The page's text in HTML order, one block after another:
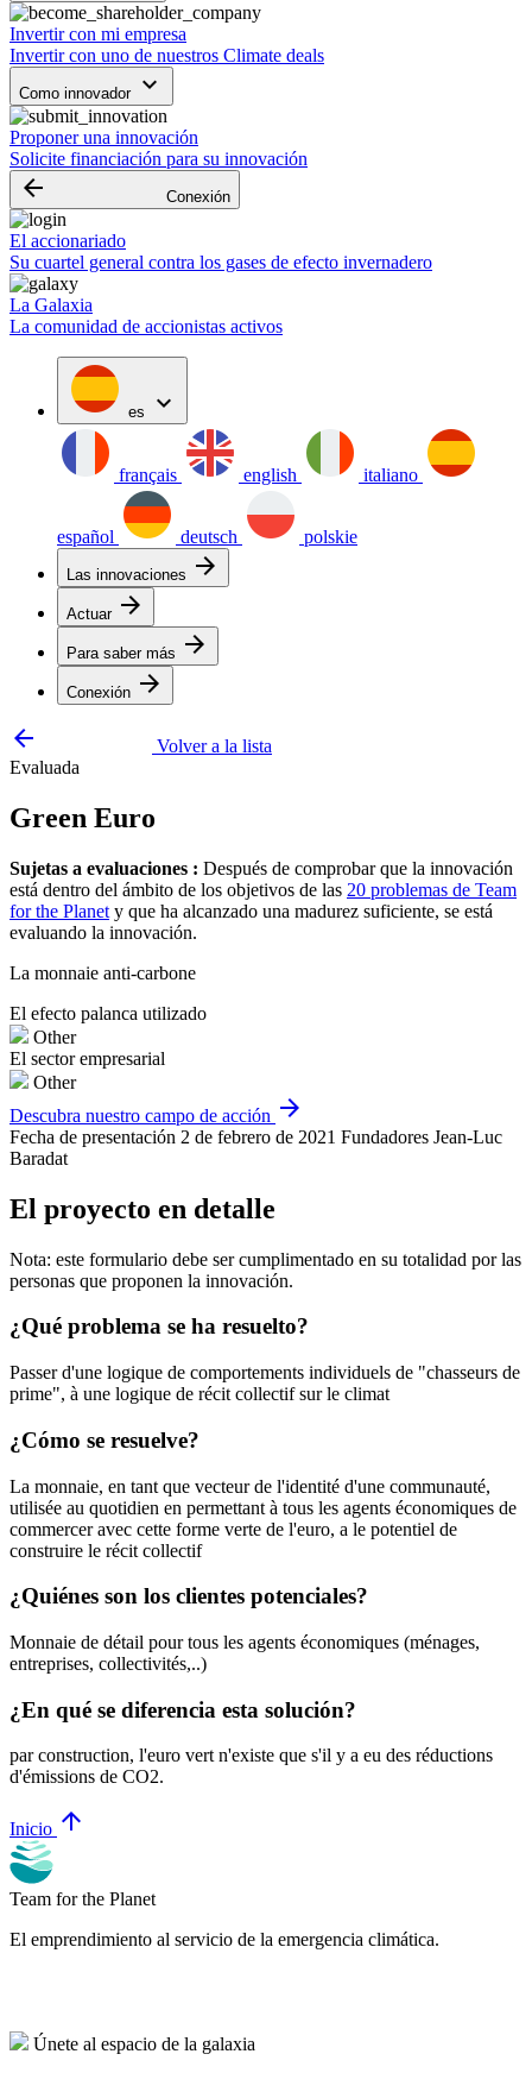
Invertir con mi empresa
Invertir con uno de nuestros Climate deals
Como innovador keyboard_arrow_down
Proponer una innovación
Solicite financiación para su innovación
arrow_backward Conexión
El accionariado
Su cuartel general contra los gases de efecto invernadero
La Galaxia
La comunidad de accionistas activos
es expand_more
français english italiano
español deutsch polskie
Las innovaciones arrow_forward
Actuar arrow_forward
Para saber más arrow_forward
Conexión arrow_forward
arrow_backward
Volver a la lista
Evaluada
Green Euro
Sujetas a evaluaciones : Después de comprobar que la innovación
está dentro del ámbito de los objetivos de las 20 problemas de Team
for the Planet y que ha alcanzado una madurez suficiente, se está
evaluando la innovación.
La monnaie anti-carbone
El efecto palanca utilizado
Other
El sector empresarial
Other
Descubra nuestro campo de acción arrow_forward
Fecha de presentación 2 de febrero de 2021 Fundadores Jean-Luc
Baradat
El proyecto en detalle
Nota: este formulario debe ser cumplimentado en su totalidad por las
personas que proponen la innovación.
¿Qué problema se ha resuelto?
Passer d'une logique de comportements individuels de "chasseurs de
prime", à une logique de récit collectif sur le climat
¿Cómo se resuelve?
La monnaie, en tant que vecteur de l'identité d'une communauté,
utilisée au quotidien en permettant à tous les agents économiques de
commercer avec cette forme verte de l'euro, a le potentiel de
construire le récit collectif
¿Quiénes son los clientes potenciales?
Monnaie de détail pour tous les agents économiques (ménages,
entreprises, collectivités,..)
¿En qué se diferencia esta solución?
par construction, l'euro vert n'existe que s'il y a eu des réductions
d'émissions de CO2.
Inicio arrow_upward
Team for the Planet
El emprendimiento al servicio de la emergencia climática.
Únete al espacio de la galaxia